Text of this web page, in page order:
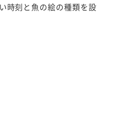
時刻と魚の絵の種類を設